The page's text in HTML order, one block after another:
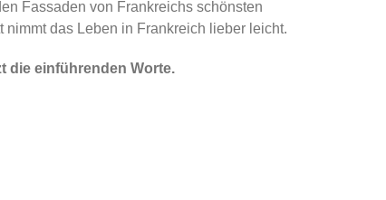
Fassaden von Frankreichs schönsten
das Leben in Frankreich lieber leicht.
die einführenden Worte.